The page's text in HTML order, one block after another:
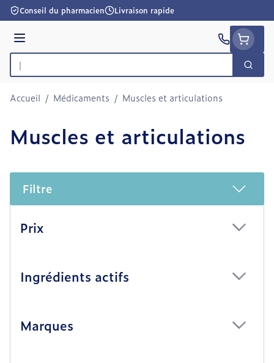
Aller au contenu
Conseil du pharmacien Livraison rapide
Menu
Rechercher
Accueil / Médicaments / Muscles et articulations
Muscles et articulations
Filtre
Prix
Ingrédients actifs
Marques